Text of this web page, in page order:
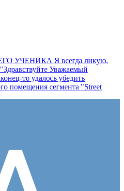
УЧЕНИКА Я всегда ликую,
Уважаемый
то удалось убедить
помещения сегмента "Street